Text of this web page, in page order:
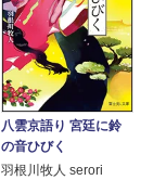
八雲京語り 宮廷に鈴
の音ひびく
羽根川牧人 serori